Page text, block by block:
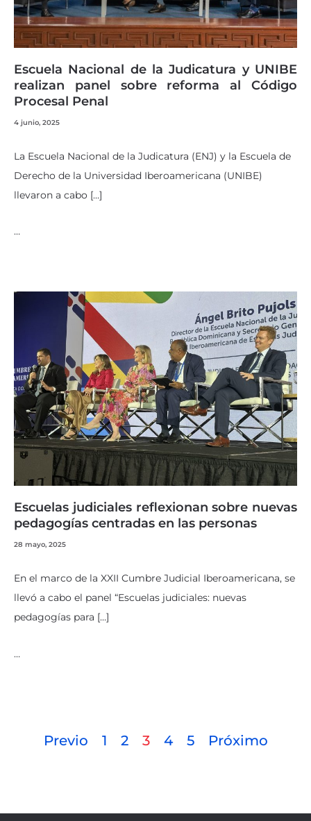
Escuela Nacional de la Judicatura y UNIBE
realizan panel sobre reforma al Código
Procesal Penal
4 junio, 2025
La Escuela Nacional de la Judicatura (ENJ) y la Escuela de
Derecho de la Universidad Iberoamericana (UNIBE)
llevaron a cabo […]
…
Escuelas judiciales reflexionan sobre nuevas
pedagogías centradas en las personas
28 mayo, 2025
En el marco de la XXII Cumbre Judicial Iberoamericana, se
llevó a cabo el panel “Escuelas judiciales: nuevas
pedagogías para […]
…
Previo 1 2 3 4 5 Próximo